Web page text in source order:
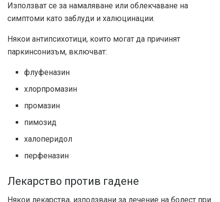
Използват се за намаляване или облекчаване на
симптоми като заблуди и халюцинации.
Някои антипсихотици, които могат да причинят
паркинсонизъм, включват:
флуфеназин
хлорпромазин
промазин
пимозид
халоперидол
перфеназин
Лекарство против гадене
Някои лекарства, използвани за лечение на болест при